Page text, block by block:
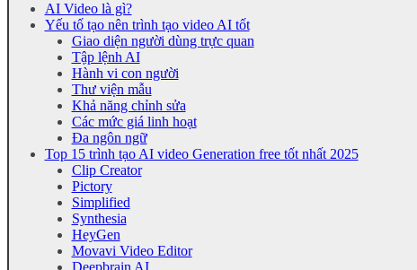
AI Video là gì?
Yếu tố tạo nên trình tạo video AI tốt
Giao diện người dùng trực quan
Tập lệnh AI
Hành vi con người
Thư viện mẫu
Khả năng chỉnh sửa
Các mức giá linh hoạt
Đa ngôn ngữ
Top 15 trình tạo AI video Generation free tốt nhất 2025
Clip Creator
Pictory
Simplified
Synthesia
HeyGen
Movavi Video Editor